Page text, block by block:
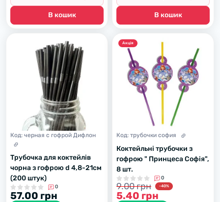
В кошик В кошик
Код: черная с гофрой Дифлон
Трубочка для коктейлів
чорна з гофрою d 4,8-21см
(200 штук)
0
57.00 грн
Акцiя
Код: трубочки софия
Коктейльні трубочки з
гофрою " Принцеса Софія",
8 шт.
0
9.00 грн -40%
5.40 грн